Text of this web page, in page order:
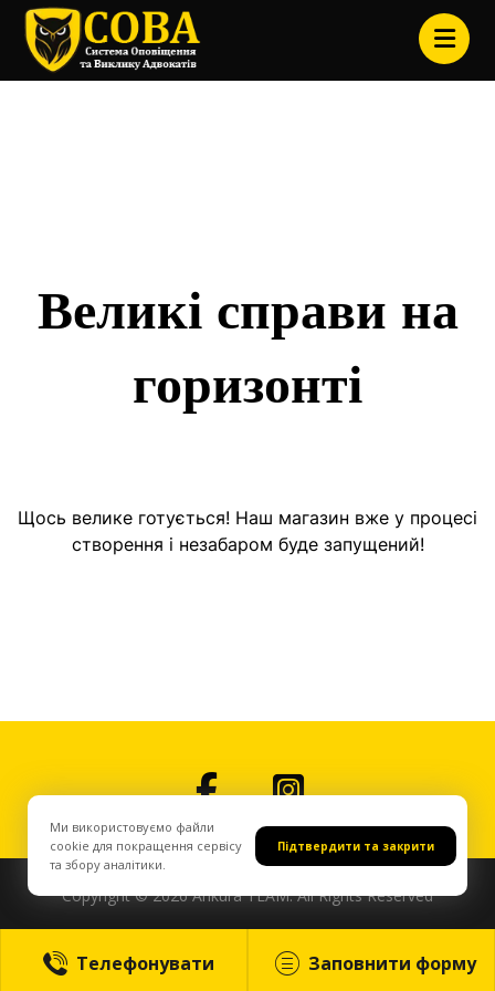
Великі справи на
горизонті
Щось велике готується! Наш магазин вже у процесі
створення і незабаром буде запущений!
Copyright © 2026 Ankura TEAM. All Rights Reserved
Телефонувати Заповнити форму
Ми використовуємо файли
cookie для покращення сервісу
та збору аналітики.
Підтвердити та закрити